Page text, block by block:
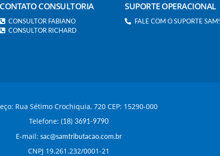
CONTATO CONSULTORIA
CONSULTOR FABIANO
CONSULTOR RICHARD
SUPORTE OPERACIONAL
FALE COM O SUPORTE SAM!
Rua Sétimo Crochiquia, 720 CEP: 15290-000
Telefone: (18) 3691-9790
E-mail: sac@samtributacao.com.br
CNPJ 19.261.232/0001-21